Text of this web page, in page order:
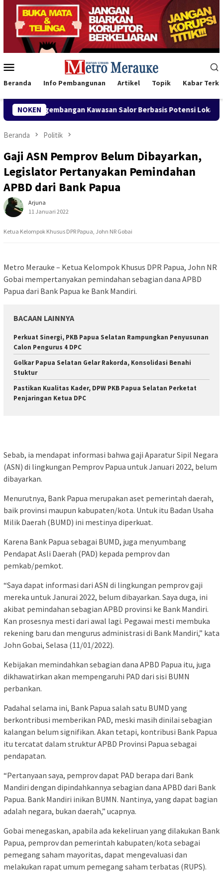
Loncat
konten
Mobile
Beranda Info Pembangunan Artikel Topik Kabar
NOKEN
Kawasan Salor Berbasis Potensi Lokal Bank
Beranda Politik
Gaji ASN Pemprov Belum Dibayarkan,
Legislator Pertanyakan Pemindahan
APBD dari Bank Papua
Arjuna
11 Januari 2022
Ketua Kelompok Khusus DPR Papua, John NR Gobai
Metro Merauke – Ketua Kelompok Khusus DPR Papua, John NR
Gobai mempertanyakan pemindahan sebagian dana APBD
Papua dari Bank Papua ke Bank Mandiri.
BACAAN LAINNYA
Perkuat Sinergi, PKB Papua Selatan Rampungkan Penyusunan
Calon Pengurus 4 DPC
Golkar Papua Selatan Gelar Rakorda, Konsolidasi Benahi
Stuktur
Pastikan Kualitas Kader, DPW PKB Papua Selatan Perketat
Penjaringan Ketua DPC
Sebab, ia mendapat informasi bahwa gaji Aparatur Sipil Negara
(ASN) di lingkungan Pemprov Papua untuk Januari 2022, belum
dibayarkan.
Menurutnya, Bank Papua merupakan aset pemerintah daerah,
baik provinsi maupun kabupaten/kota. Untuk itu Badan Usaha
Milik Daerah (BUMD) ini mestinya diperkuat.
Karena Bank Papua sebagai BUMD, juga menyumbang
Pendapat Asli Daerah (PAD) kepada pemprov dan
pemkab/pemkot.
“Saya dapat informasi dari ASN di lingkungan pemprov gaji
mereka untuk Janurai 2022, belum dibayarkan. Saya duga, ini
akibat pemindahan sebagian APBD provinsi ke Bank Mandiri.
Kan prosesnya mesti dari awal lagi. Pegawai mesti membuka
rekening baru dan mengurus administrasi di Bank Mandiri,” kata
John Gobai, Selasa (11/01/2022).
Kebijakan memindahkan sebagian dana APBD Papua itu, juga
dikhawatirkan akan mempengaruhi PAD dari sisi BUMN
perbankan.
Padahal selama ini, Bank Papua salah satu BUMD yang
berkontribusi memberikan PAD, meski masih dinilai sebagian
kalangan belum signifikan. Akan tetapi, kontribusi Bank Papua
itu tercatat dalam struktur APBD Provinsi Papua sebagai
pendapatan.
“Pertanyaan saya, pemprov dapat PAD berapa dari Bank
Mandiri dengan dipindahkannya sebagian dana APBD dari Bank
Papua. Bank Mandiri inikan BUMN. Nantinya, yang dapat bagian
adalah negara, bukan daerah,” ucapnya.
Gobai menegaskan, apabila ada kekeliruan yang dilakukan Bank
Papua, pemprov dan pemerintah kabupaten/kota sebagai
pemegang saham mayoritas, dapat mengevaluasi dan
melakukan rapat umum pemegang saham terbatas (RUPS).